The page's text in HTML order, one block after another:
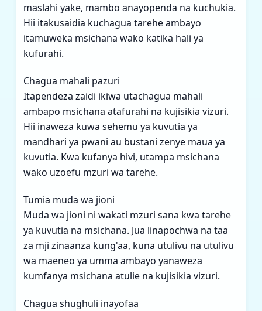
maslahi yake, mambo anayopenda na kuchukia.
Hii itakusaidia kuchagua tarehe ambayo
itamuweka msichana wako katika hali ya
kufurahi.
Chagua mahali pazuri
Itapendeza zaidi ikiwa utachagua mahali
ambapo msichana atafurahi na kujisikia vizuri.
Hii inaweza kuwa sehemu ya kuvutia ya
mandhari ya pwani au bustani zenye maua ya
kuvutia. Kwa kufanya hivi, utampa msichana
wako uzoefu mzuri wa tarehe.
Tumia muda wa jioni
Muda wa jioni ni wakati mzuri sana kwa tarehe
ya kuvutia na msichana. Jua linapochwa na taa
za mji zinaanza kung'aa, kuna utulivu na utulivu
wa maeneo ya umma ambayo yanaweza
kumfanya msichana atulie na kujisikia vizuri.
Chagua shughuli inayofaa